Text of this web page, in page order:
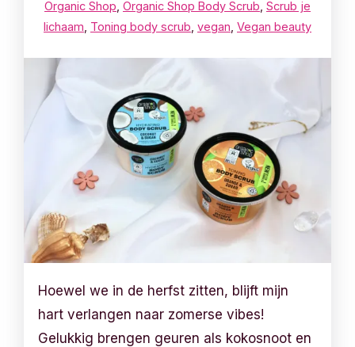
Organic Shop Organic Shop Body Scrub Scrub je
lichaam Toning body scrub vegan Vegan beauty
Hoewel we in de herfst zitten, blijft mijn
hart verlangen naar zomerse vibes!
Gelukkig brengen geuren als kokosnoot en